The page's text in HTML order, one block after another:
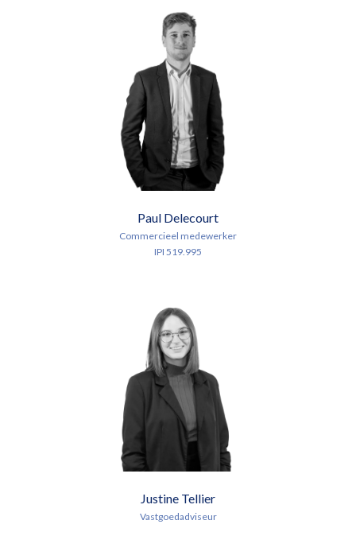
Paul Delecourt
Commercieel medewerker
IPI 519.995
Justine Tellier
Vastgoedadviseur